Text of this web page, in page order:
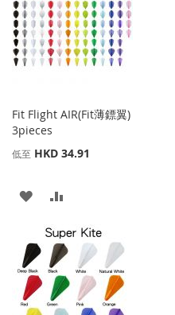
收
藏
比
較
Fit Flight AIR(Fit薄鏢翼)
3pieces
低至 HKD 34.91
添
到
收
藏
並
比
較